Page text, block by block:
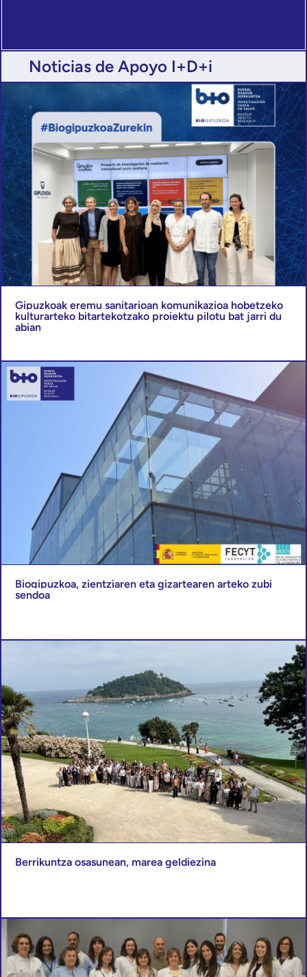
Noticias de Apoyo I+D+i
Gipuzkoak eremu sanitarioan komunikazioa hobetzeko
kulturarteko bitartekotzako proiektu pilotu bat jarri du
abian
Biogipuzkoa, zientziaren eta gizartearen arteko zubi
sendoa
Berrikuntza osasunean, marea geldiezina